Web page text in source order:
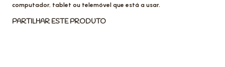
computador, tablet ou telemóvel que está a usar.
PARTILHAR ESTE PRODUTO